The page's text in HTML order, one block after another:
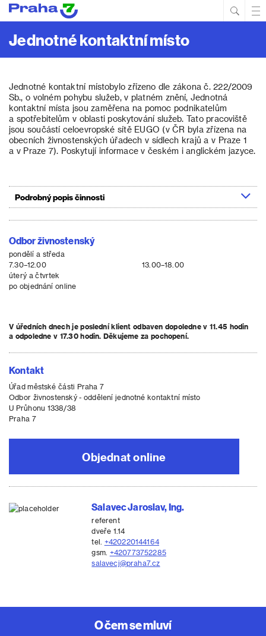
Jednotné kontaktní místo
Jednotné kontaktní místobylo zřízeno dle zákona č. 222/2009
Sb., o volném pohybu služeb, v platném znění, Jednotná
kontaktní místa jsou zaměřena na pomoc podnikatelům
a spotřebitelům v oblasti poskytování služeb. Tato pracoviště
jsou součástí celoevropské sítě EUGO (v ČR byla zřízena na
obecních živnostenských úřadech v sídlech krajů a v Praze 1
a v Praze 7). Poskytují informace v českém i anglickém jazyce.
Podrobný popis činnosti
Odbor živnostenský
pondělí a středa
7.30–12.00
13.00–18.00
úterý a čtvrtek
po objednání online
V úředních dnech je poslední klient odbaven dopoledne v 11.45 hodin
a odpoledne v 17.30 hodin. Děkujeme za pochopení.
Kontakt
Úřad městské části Praha 7
Odbor živnostenský - oddělení jednotné kontaktní místo
U Průhonu 1338/38
Praha 7
Objednat online
Salavec Jaroslav, Ing.
referent
dveře 1.14
tel. +420220144164
gsm. +420773752285
salavecj@praha7.cz
O čem se mluví